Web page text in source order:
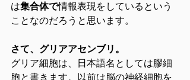
は集合体で情報表現をしているという
ことなのだろうと思います。
さて、グリアアセンブリ。
グリア細胞は、日本語名としては膠細